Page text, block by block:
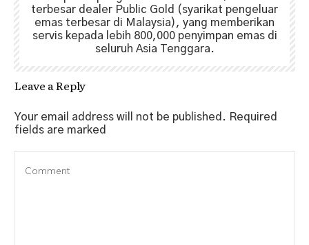
terbesar dealer Public Gold (syarikat pengeluar
emas terbesar di Malaysia), yang memberikan
servis kepada lebih 800,000 penyimpan emas di
seluruh Asia Tenggara.
Leave a Reply
Your email address will not be published. Required
fields are marked